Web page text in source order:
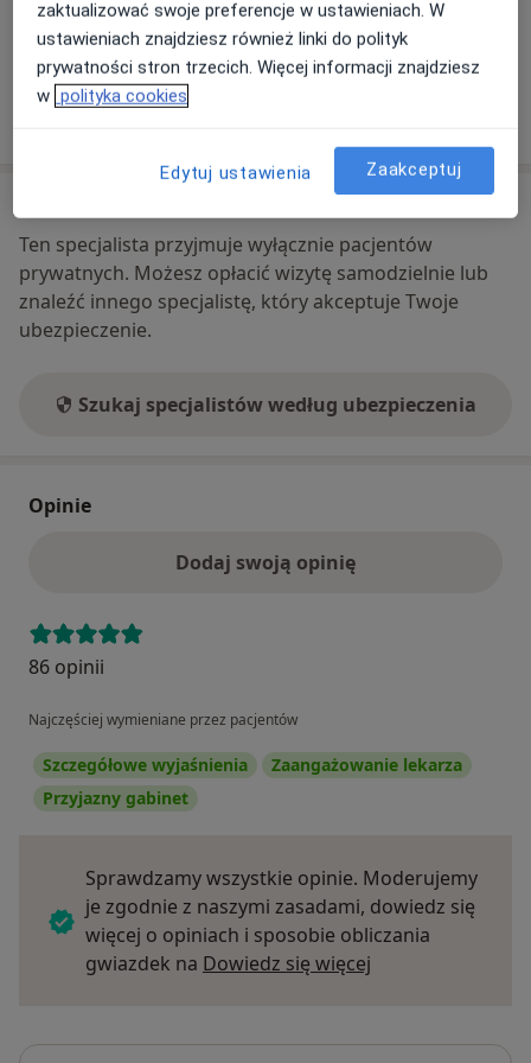
Telefon
579 00...Pokaż numer telefonu
Ubezpieczenia - brak akceptowanych
Ten specjalista przyjmuje wyłącznie pacjentów
prywatnych. Możesz opłacić wizytę samodzielnie lub
znaleźć innego specjalistę, który akceptuje Twoje
ubezpieczenie.
Szukaj specjalistów według ubezpieczenia
Opinie
Dodaj swoją opinię
86 opinii
Najczęściej wymieniane przez pacjentów
Szczegółowe wyjaśnienia
Zaangażowanie lekarza
Przyjazny gabinet
Sprawdzamy wszystkie opinie. Moderujemy
je zgodnie z naszymi zasadami, dowiedz się
więcej o opiniach i sposobie obliczania
gwiazdek na Dowiedz się więcej
zaktualizować swoje preferencje w ustawieniach. W
ustawieniach znajdziesz również linki do polityk
prywatności stron trzecich. Więcej informacji znajdziesz
w polityka cookies
Edytuj ustawienia Zaakceptuj